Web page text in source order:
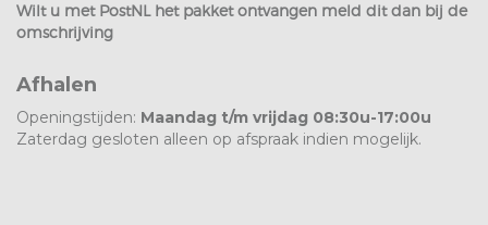
Wilt u met PostNL het pakket ontvangen meld dit dan bij de
omschrijving
Afhalen
Openingstijden: Maandag t/m vrijdag 08:30u-17:00u
Zaterdag gesloten alleen op afspraak indien mogelijk.